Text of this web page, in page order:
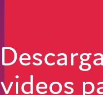
videos